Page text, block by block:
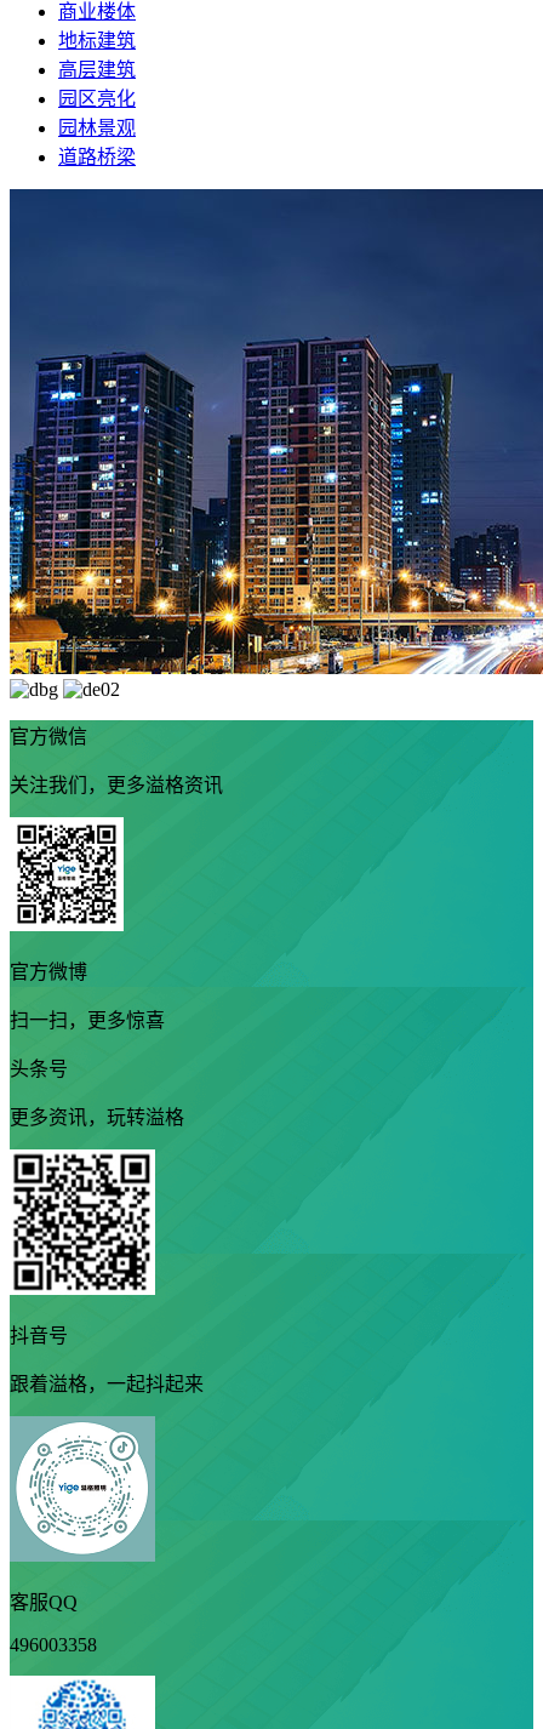
商业楼体
地标建筑
高层建筑
园区亮化
园林景观
道路桥梁
官方微信
关注我们，更多溢格资讯
官方微博
扫一扫，更多惊喜
头条号
更多资讯，玩转溢格
抖音号
跟着溢格，一起抖起来
客服QQ
496003358